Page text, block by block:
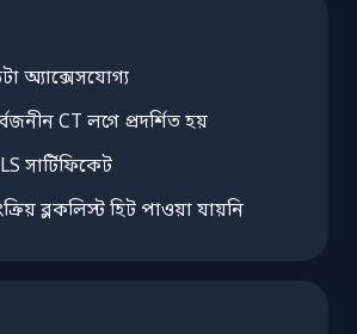
অ্যাক্সেসযোগ্য
CT লগে প্রদর্শিত হয়
সার্টিফিকেট
ব্লকলিস্ট হিট পাওয়া যায়নি